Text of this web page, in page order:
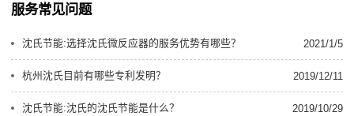
服务常见问题
沈氏节能:选择沈氏微反应器的服务优势有哪些？ 2021/1/5
杭州沈氏目前有哪些专利发明？ 2019/12/11
沈氏节能:沈氏的沈氏节能是什么？ 2019/10/29